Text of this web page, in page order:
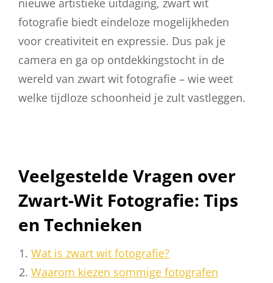
nieuwe artistieke uitdaging, zwart wit
fotografie biedt eindeloze mogelijkheden
voor creativiteit en expressie. Dus pak je
camera en ga op ontdekkingstocht in de
wereld van zwart wit fotografie – wie weet
welke tijdloze schoonheid je zult vastleggen.
Veelgestelde Vragen over
Zwart-Wit Fotografie: Tips
en Technieken
Wat is zwart wit fotografie?
Waarom kiezen sommige fotografen